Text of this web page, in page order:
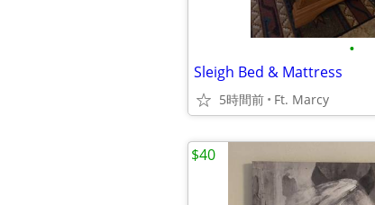
•
Sleigh Bed & Mattress
5時間前 Ft. Marcy
$40